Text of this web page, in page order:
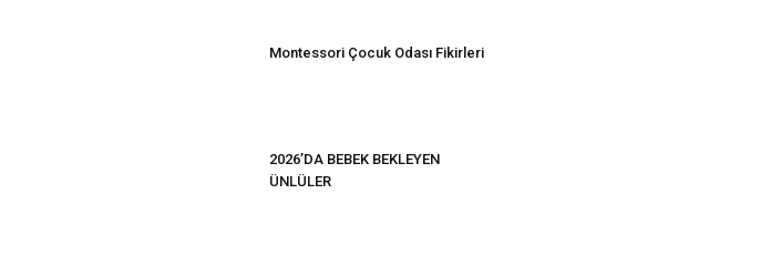
Montessori Çocuk Odası Fikirleri
2026’DA BEBEK BEKLEYEN
ÜNLÜLER